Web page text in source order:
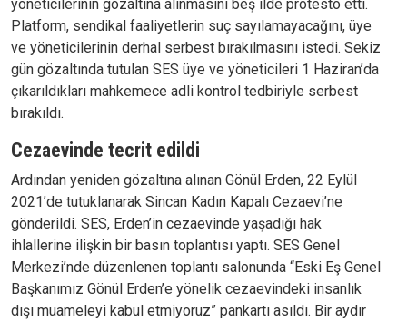
yöneticilerinin gözaltına alınmasını beş ilde protesto etti.
Platform, sendikal faaliyetlerin suç sayılamayacağını, üye
ve yöneticilerinin derhal serbest bırakılmasını istedi. Sekiz
gün gözaltında tutulan SES üye ve yöneticileri 1 Haziran’da
çıkarıldıkları mahkemece adli kontrol tedbiriyle serbest
bırakıldı.
Cezaevinde tecrit edildi
Ardından yeniden gözaltına alınan Gönül Erden, 22 Eylül
2021’de tutuklanarak Sincan Kadın Kapalı Cezaevi’ne
gönderildi. SES, Erden’in cezaevinde yaşadığı hak
ihlallerine ilişkin bir basın toplantısı yaptı. SES Genel
Merkezi’nde düzenlenen toplantı salonunda “Eski Eş Genel
Başkanımız Gönül Erden’e yönelik cezaevindeki insanlık
dışı muameleyi kabul etmiyoruz” pankartı asıldı. Bir aydır